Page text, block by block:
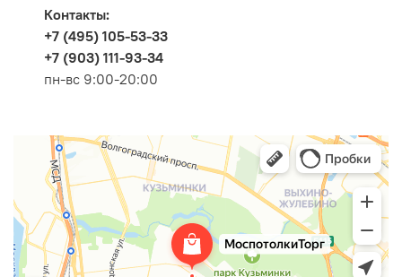
Контакты:
+7 (495) 105-53-33
+7 (903) 111-93-34
пн-вс 9:00-20:00